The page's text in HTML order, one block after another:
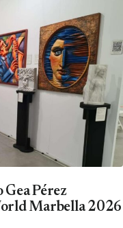
Pérez
Marbella 2026